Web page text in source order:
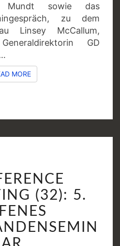
Mundt sowie das
zu dem
Linsey McCallum,
GD
MOREREAD MORE
DEBRIEFING
(32):
5.
OFFENES
(32): 5.